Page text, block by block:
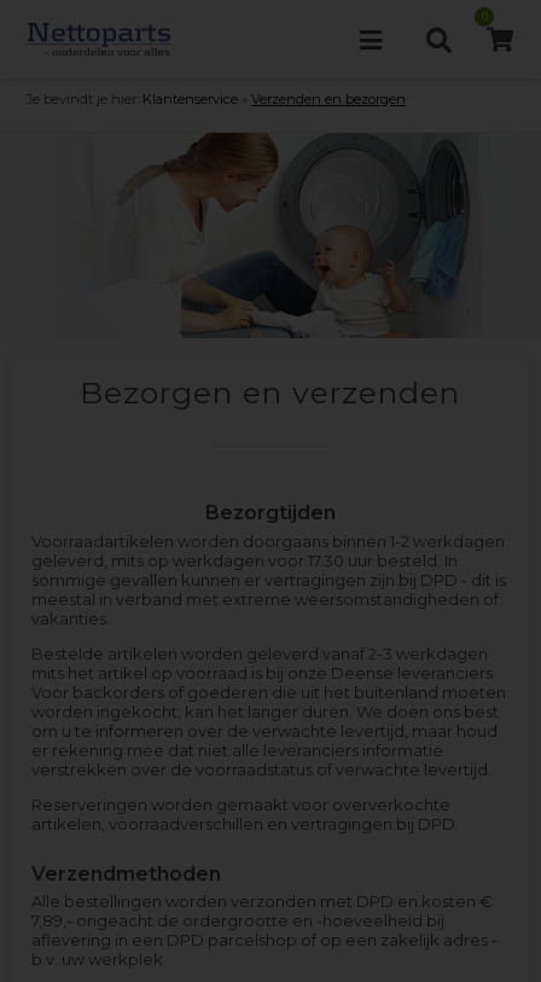
0
Je bevindt je hier: Klantenservice »Verzenden en bezorgen
Bezorgen en verzenden
Bezorgtijden
Voorraadartikelen worden doorgaans binnen 1-2 werkdagen
geleverd, mits op werkdagen voor 17.30 uur besteld. In
sommige gevallen kunnen er vertragingen zijn bij DPD - dit is
meestal in verband met extreme weersomstandigheden of
vakanties.
Bestelde artikelen worden geleverd vanaf 2-3 werkdagen
mits het artikel op voorraad is bij onze Deense leveranciers.
Voor backorders of goederen die uit het buitenland moeten
worden ingekocht, kan het langer duren. We doen ons best
om u te informeren over de verwachte levertijd, maar houd
er rekening mee dat niet alle leveranciers informatie
verstrekken over de voorraadstatus of verwachte levertijd.
Reserveringen worden gemaakt voor oververkochte
artikelen, voorraadverschillen en vertragingen bij DPD.
Verzendmethoden
Alle bestellingen worden verzonden met DPD en kosten €
7,89,- ongeacht de ordergrootte en -hoeveelheid bij
aflevering in een DPD parcelshop of op een zakelijk adres -
b.v. uw werkplek.